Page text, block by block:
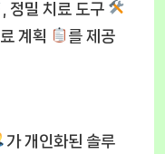
, 정밀 치료 도구
계획
를 제공
가 개인화된 솔루